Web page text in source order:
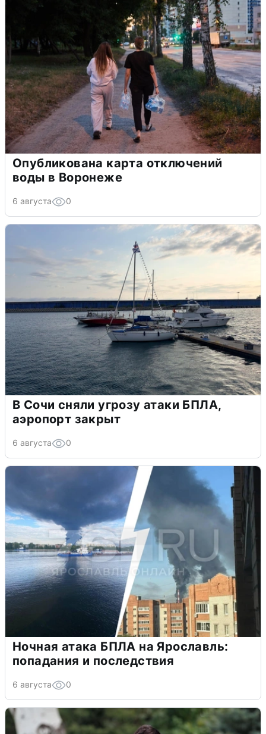
Опубликована карта отключений
воды в Воронеже
6 августа 0
В Сочи сняли угрозу атаки БПЛА,
аэропорт закрыт
6 августа 0
Ночная атака БПЛА на Ярославль:
попадания и последствия
6 августа 0